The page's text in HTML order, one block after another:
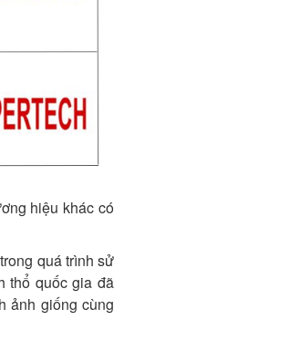
hiệu khác có
quá trình sử
thổ quốc gia đã
ảnh giống cùng